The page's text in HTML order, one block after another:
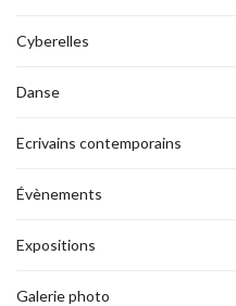
Cyberelles
Danse
Ecrivains contemporains
Évènements
Expositions
Galerie photo